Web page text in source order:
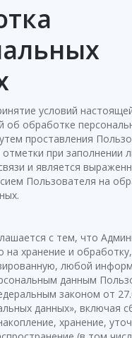
условий
об обработке
проставления
при заполнении
и является
Пользователя на
с тем, что
на хранение и
любой
данным
законом от
данных», включая
хранение,